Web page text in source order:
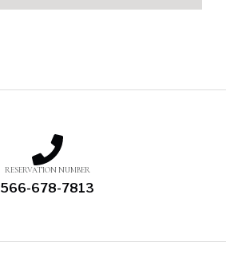
RESERVATION NUMBER
566-678-7813